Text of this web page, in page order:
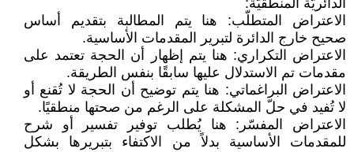
الدائريّة المنطقيّة:
الاعتراض المتطلّب: هنا يتم المطالبة بتقديم أساس
صحيح خارج الدائرة لتبرير المقدمات الأساسية.
الاعتراض التكراري: هنا يتم إظهار أن الحجة تعتمد على
مقدمات تم الاستدلال عليها سابقًا بنفس الطريقة.
الاعتراض البراغماتي: هنا يتم توضيح أن الحجة لا تُقنع أو
لا تُفيد في حلّ المشكلة على الرغم من صحتها منطقيًا.
الاعتراض المفسّر: هنا يُطلب توفير تفسير أو شرح
للمقدمات الأساسية بدلاً من الاكتفاء بتبريرها بشكل